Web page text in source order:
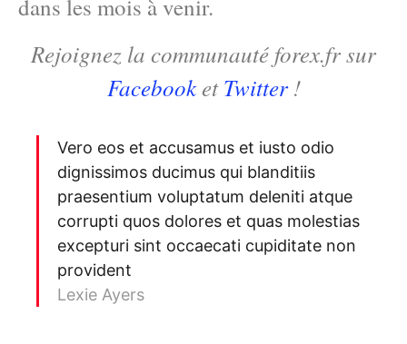
dans les mois à venir.
Rejoignez la communauté forex.fr sur
FacebooketTwitter!
Vero eos et accusamus et iusto odio
dignissimos ducimus qui blanditiis
praesentium voluptatum deleniti atque
corrupti quos dolores et quas molestias
excepturi sint occaecati cupiditate non
provident
Lexie Ayers